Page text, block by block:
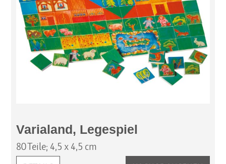
Varialand, Legespiel
80 Teile; 4,5 x 4,5 cm